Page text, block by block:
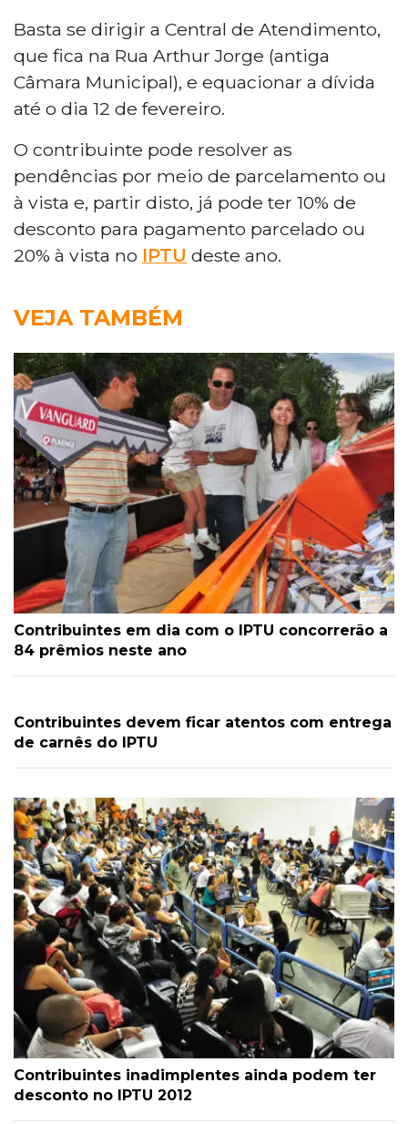
Basta se dirigir a Central de Atendimento,
que fica na Rua Arthur Jorge (antiga
Câmara Municipal), e equacionar a dívida
até o dia 12 de fevereiro.
O contribuinte pode resolver as
pendências por meio de parcelamento ou
à vista e, partir disto, já pode ter 10% de
desconto para pagamento parcelado ou
20% à vista no IPTU deste ano.
VEJA TAMBÉM
Contribuintes em dia com o IPTU concorrerão a
84 prêmios neste ano
Contribuintes devem ficar atentos com entrega
de carnês do IPTU
Contribuintes inadimplentes ainda podem ter
desconto no IPTU 2012